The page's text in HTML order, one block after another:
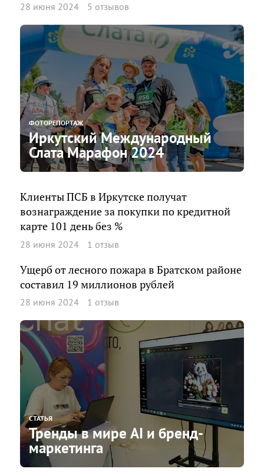
28 июня 2024 5 отзывов
ФОТОРЕПОРТАЖ
Иркутский Международный
Слата Марафон 2024
Клиенты ПСБ в Иркутске получат
вознаграждение за покупки по кредитной
карте 101 день без %
28 июня 2024 1 отзыв
Ущерб от лесного пожара в Братском районе
составил 19 миллионов рублей
28 июня 2024 1 отзыв
СТАТЬЯ
Тренды в мире AI и бренд-
маркетинга